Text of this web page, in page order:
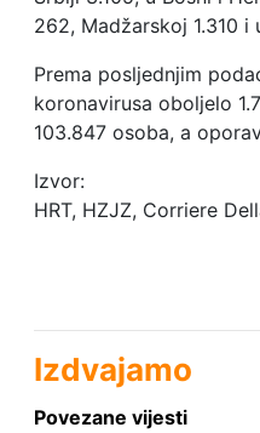
262, Madžarskoj 1.310 i
Prema posljednjim
koronavirusa oboljelo
103.847 osoba, a
Izvor:
HRT, HZJZ, Corriere
Izdvajamo
Povezane vijesti